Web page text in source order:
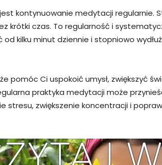
kontynuowanie medytacji regularnie.
krótki czas. To regularność i
od kilku minut dziennie i stopniowo
pomóc Ci uspokoić umysł, zwiększyć
praktyka medytacji może
stresu, zwiększenie koncentracji i